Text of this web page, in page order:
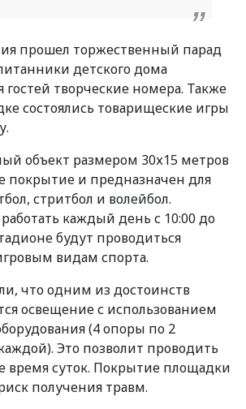
прошел торжественный парад
детского дома
гостей творческие номера. Также
состоялись товарищеские игры
объект размером 30х15 метров
покрытие и предназначен для
стритбол и волейбол.
каждый день с 10:00 до
будут проводиться
видам спорта.
что одним из достоинств
освещение с использованием
(4 опоры по 2
Это позволит проводить
время суток. Покрытие площадки
получения травм.